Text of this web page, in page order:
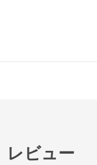
レビュー